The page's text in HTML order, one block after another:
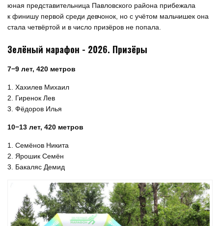
юная представительница Павловского района прибежала
к финишу первой среди девчонок, но с учётом мальчишек она
стала четвёртой и в число призёров не попала.
Зелёный марафон - 2026. Призёры
7−9 лет, 420 метров
1. Хахилев Михаил
2. Гиренок Лев
3. Фёдоров Илья
10−13 лет, 420 метров
1. Семёнов Никита
2. Ярошик Семён
3. Бакаляс Демид